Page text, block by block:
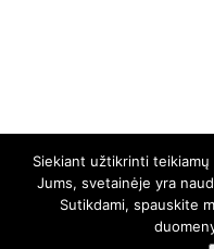
Kompiuterių
Dirbame Naujojoje
Siekiant užtikrinti
Jums, svetainėje yra
Sutikdami, spauskite